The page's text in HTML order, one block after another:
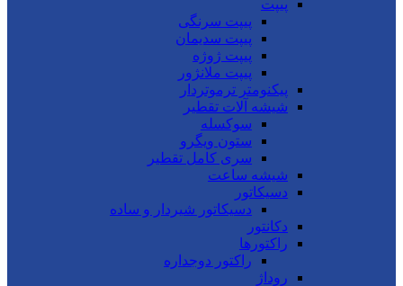
پیپت
پیپت سرنگی
پیپت سدیمان
پیپت ژوژه
پیپت ملانژور
پیکنومتر ترموتردار
شیشه آلات تقطیر
سوکسله
ستون ویگرو
سری کامل تقطیر
شیشه ساعت
دسیکاتور
دسیکاتور شیردار و ساده
دکانتور
راکتورها
راکتور دوجداره
روداژ